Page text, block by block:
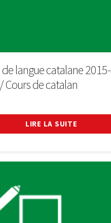
de langue catalane 2015-
Cours de catalan
LIRE LA SUITE